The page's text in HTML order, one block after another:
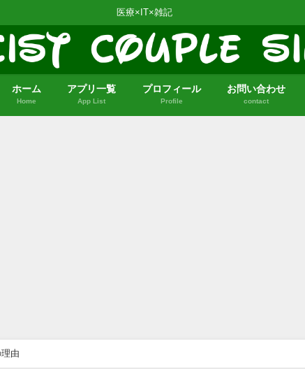
医療×IT×雑記
ホーム
Home
アプリ一覧
App List
プロフィール
Profile
お問い合わせ
contact
由